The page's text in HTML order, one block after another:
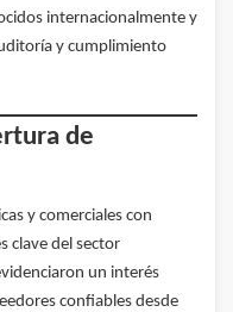
internacionalmente y
y cumplimiento
de
y comerciales con
clave del sector
un interés
confiables desde